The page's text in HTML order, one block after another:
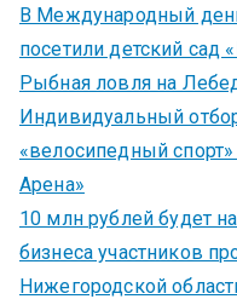
В Международный
посетили детский сад
Рыбная ловля на
Индивидуальный
«велосипедный
Арена»
10 млн рублей будет
бизнеса участников
Нижегородской